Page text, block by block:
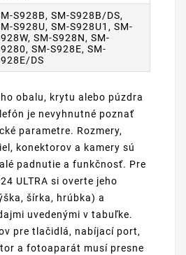
S928B, SM-S928B/DS,
S928U, SM-S928U1, SM-
SM-S928N, SM-
SM-S928E, SM-
DS
obalu, krytu alebo púzdra
je nevyhnutné poznať
parametre. Rozmery,
konektorov a kamery sú
padnutie a funkčnosť. Pre
ULTRA si overte jeho
šírka, hrúbka) a
uvedenými v tabuľke.
pre tlačidlá, nabíjací port,
a fotoaparát musí presne